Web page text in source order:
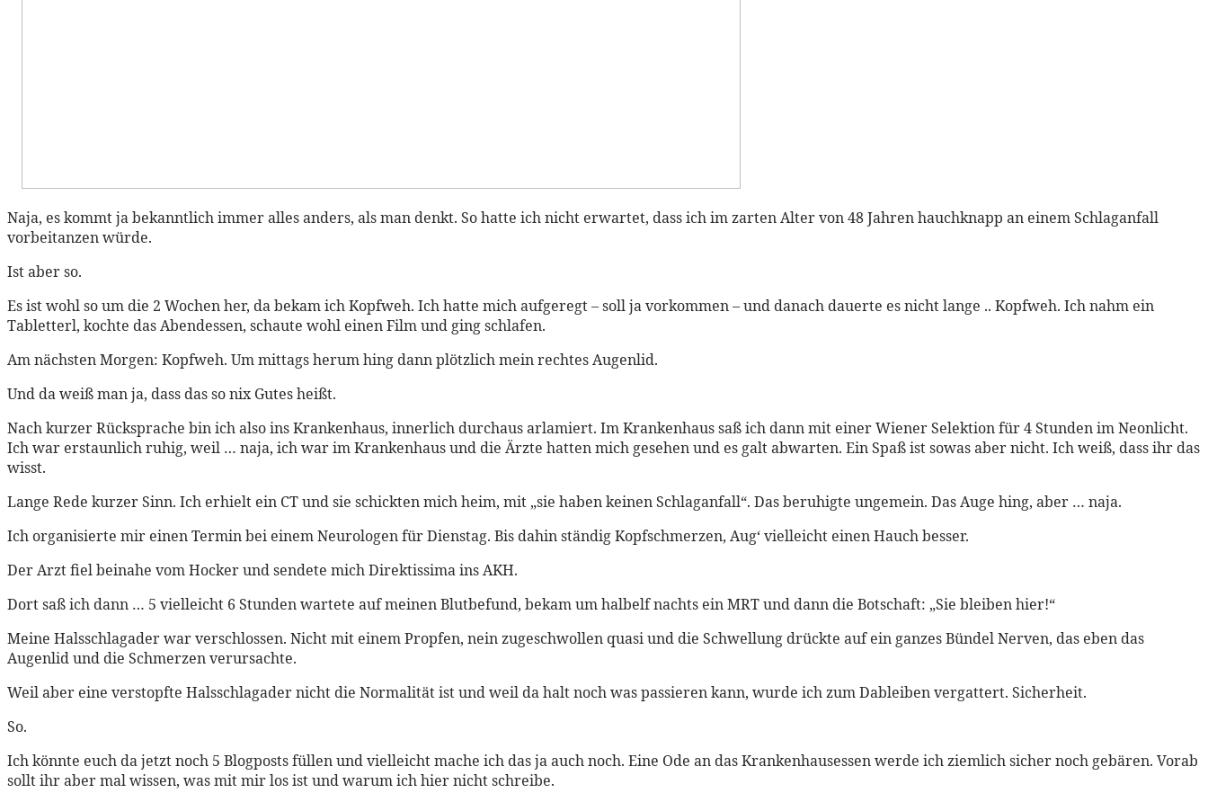
Naja, es kommt ja bekanntlich immer alles anders, als man denkt. So hatte ich nicht erwartet, dass ich im zarten Alter von 48 Jahren hauchknapp an einem Schlaganfall
vorbeitanzen würde.
Ist aber so.
Es ist wohl so um die 2 Wochen her, da bekam ich Kopfweh. Ich hatte mich aufgeregt – soll ja vorkommen – und danach dauerte es nicht lange .. Kopfweh. Ich nahm ein
Tabletterl, kochte das Abendessen, schaute wohl einen Film und ging schlafen.
Am nächsten Morgen: Kopfweh. Um mittags herum hing dann plötzlich mein rechtes Augenlid.
Und da weiß man ja, dass das so nix Gutes heißt.
Nach kurzer Rücksprache bin ich also ins Krankenhaus, innerlich durchaus arlamiert. Im Krankenhaus saß ich dann mit einer Wiener Selektion für 4 Stunden im Neonlicht.
Ich war erstaunlich ruhig, weil … naja, ich war im Krankenhaus und die Ärzte hatten mich gesehen und es galt abwarten. Ein Spaß ist sowas aber nicht. Ich weiß, dass ihr das
wisst.
Lange Rede kurzer Sinn. Ich erhielt ein CT und sie schickten mich heim, mit „sie haben keinen Schlaganfall“. Das beruhigte ungemein. Das Auge hing, aber … naja.
Ich organisierte mir einen Termin bei einem Neurologen für Dienstag. Bis dahin ständig Kopfschmerzen, Aug‘ vielleicht einen Hauch besser.
Der Arzt fiel beinahe vom Hocker und sendete mich Direktissima ins AKH.
Dort saß ich dann … 5 vielleicht 6 Stunden wartete auf meinen Blutbefund, bekam um halbelf nachts ein MRT und dann die Botschaft: „Sie bleiben hier!“
Meine Halsschlagader war verschlossen. Nicht mit einem Propfen, nein zugeschwollen quasi und die Schwellung drückte auf ein ganzes Bündel Nerven, das eben das
Augenlid und die Schmerzen verursachte.
Weil aber eine verstopfte Halsschlagader nicht die Normalität ist und weil da halt noch was passieren kann, wurde ich zum Dableiben vergattert. Sicherheit.
So.
Ich könnte euch da jetzt noch 5 Blogposts füllen und vielleicht mache ich das ja auch noch. Eine Ode an das Krankenhausessen werde ich ziemlich sicher noch gebären. Vorab
sollt ihr aber mal wissen, was mit mir los ist und warum ich hier nicht schreibe.